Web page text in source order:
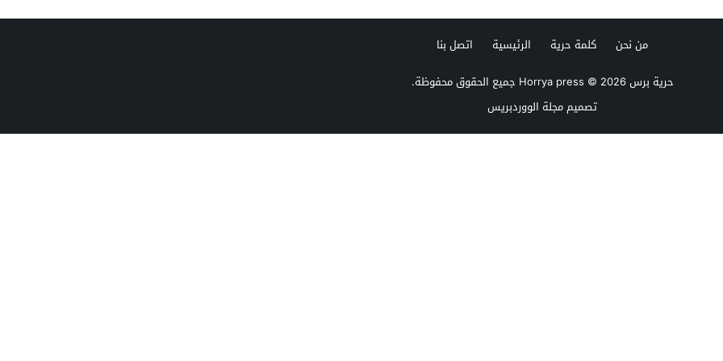
من نحن كلمة حرية الرئيسية
اتصل بنا
حرية برس Horrya press© 2026 جميع الحقوق محفوظة.
تصميممجلة الووردبريس